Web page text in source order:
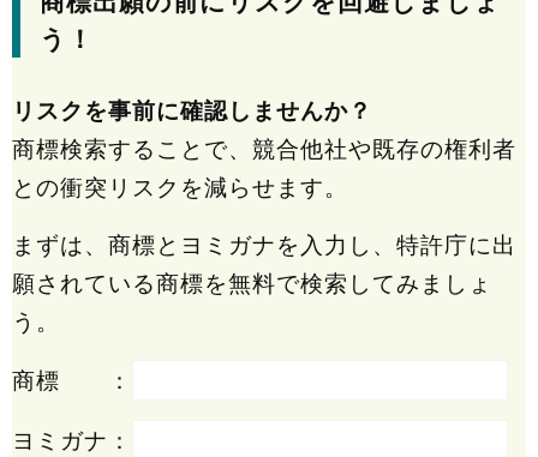
う！
リスクを事前に確認しませんか？
商標検索することで、競合他社や既存の権利者
との衝突リスクを減らせます。
まずは、商標とヨミガナを入力し、特許庁に出
願されている商標を無料で検索してみましょ
う。
商標 ：
ヨミガナ：